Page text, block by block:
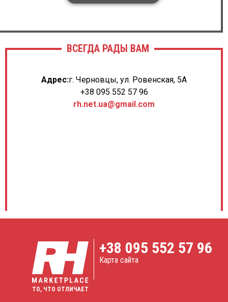
ВСЕГДА РАДЫ ВАМ
Адрес:г. Черновцы, ул. Ровенская, 5А
+38 095 552 57 96
rh.net.ua@gmail.com
ТО, ЧТО ОТЛИЧАЕТ
+38 095 552 57 96
Карта сайта